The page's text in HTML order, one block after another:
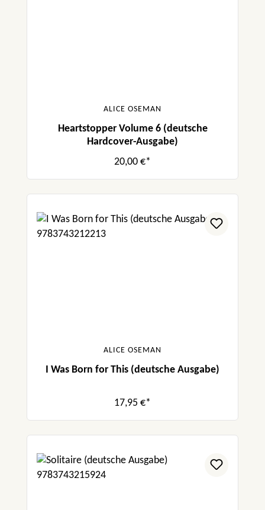
ALICE OSEMAN
Heartstopper Volume 6 (deutsche
Hardcover-Ausgabe)
20,00 €*
ALICE OSEMAN
I Was Born for This (deutsche Ausgabe)
17,95 €*